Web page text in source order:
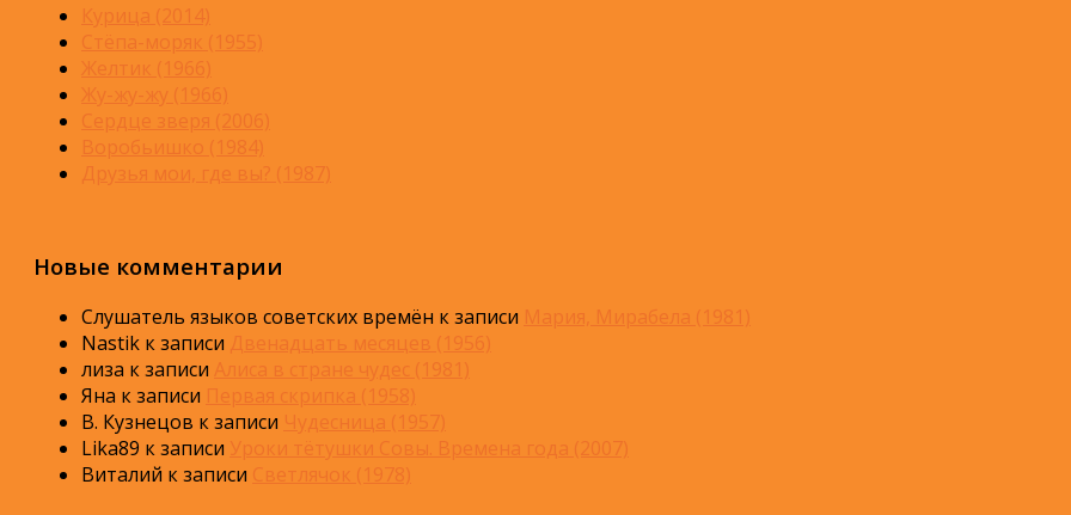
Курица (2014)
Стёпа-моряк (1955)
Желтик (1966)
Жу-жу-жу (1966)
Сердце зверя (2006)
Воробьишко (1984)
Друзья мои, где вы? (1987)
Новые комментарии
Слушатель языков советских времён к записи Мария, Мирабела (1981)
Nastik к записи Двенадцать месяцев (1956)
лиза к записи Алиса в стране чудес (1981)
Яна к записи Первая скрипка (1958)
В. Кузнецов к записи Чудесница (1957)
Lika89 к записи Уроки тётушки Совы. Времена года (2007)
Виталий к записи Светлячок (1978)